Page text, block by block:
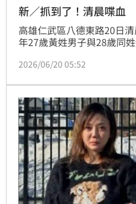
新／抓到了！清晨喋血
高雄仁武區八德東路20日
年27歲黃姓男子與28歲同
下竟持利刃行兇，導致被害
則乘車逃逸，案發後警方
徒已全數到案，訊後依妨
嫌送辦。
2026/06/20 05:52